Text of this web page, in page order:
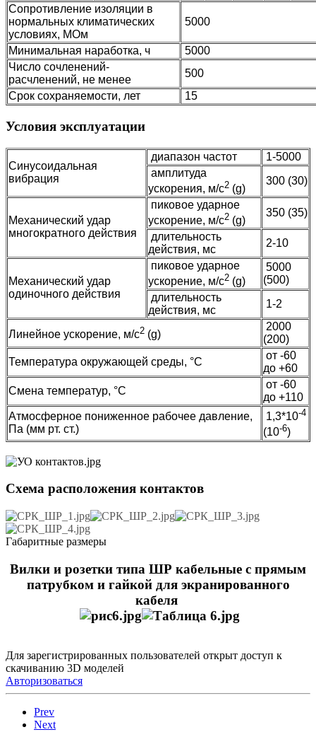
Сопротивление изоляции в
нормальных климатических
условиях, МОм
5000
Минимальная наработка, ч
5000
Число сочленений-
расчленений, не менее
500
Срок сохраняемости, лет
15
Условия эксплуатации
Синусоидальная
вибрация
диапазон частот
1-5000
амплитуда
ускорения, м/с2 (g)
300 (30)
Механический удар
многократного действия
пиковое ударное
ускорение, м/с2 (g)
350 (35)
длительность
действия, мс
2-10
Механический удар
одиночного действия
пиковое ударное
ускорение, м/с2 (g)
5000
(500)
длительность
действия, мс
1-2
Линейное ускорение, м/с2 (g)
2000
(200)
Температура окружающей среды, °C
от -60
до +60
Смена температур, °C
от -60
до +110
Атмосферное пониженное рабочее давление,
Па (мм рт. ст.)
1,3*10-4
(10-6)
Схема расположения контактов
Габаритные размеры
Вилки и розетки типа ШР кабельные с прямым
патрубком и гайкой для экранированного
кабеля
Для зарегистрированных пользователей открыт доступ к
скачиванию 3D моделей
Авторизоваться
Prev
Next